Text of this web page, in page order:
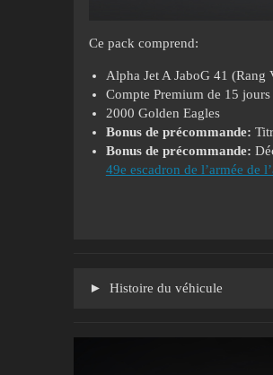
Ce pack comprend:
Alpha Jet A JaboG 41 (Rang
Compte Premium de 15 jours
2000 Golden Eagles
Bonus de précommande:
Bonus de précommande:
49e escadron de l’armée de
Histoire du véhicule